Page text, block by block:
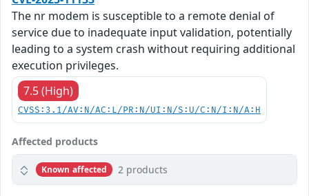
The nr modem is susceptible to a remote denial of
service due to inadequate input validation, potentially
leading to a system crash without requiring additional
execution privileges.
7.5 (High)
CVSS:3.1/AV:N/AC:L/PR:N/UI:N/S:U/C:N/I:N/A:H
Affected products
Known affected 2 products